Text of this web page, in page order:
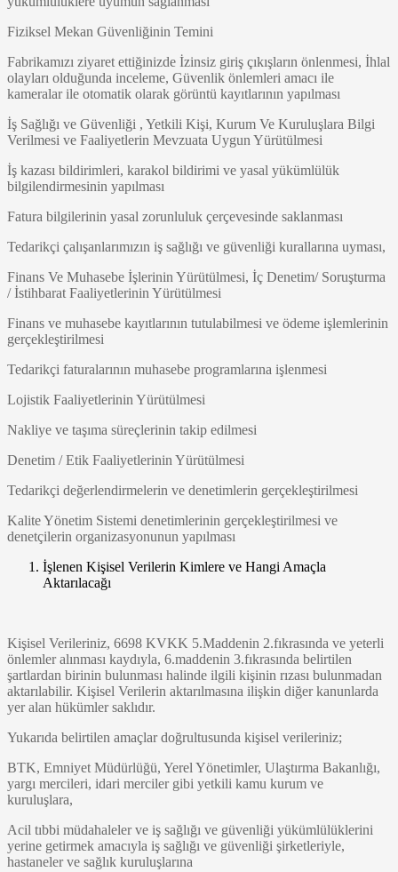
Fiziksel Mekan Güvenliğinin Temini
Fabrikamızı ziyaret ettiğinizde İzinsiz giriş çıkışların önlenmesi, İhlal
olayları olduğunda inceleme, Güvenlik önlemleri amacı ile
kameralar ile otomatik olarak görüntü kayıtlarının yapılması
İş Sağlığı ve Güvenliği , Yetkili Kişi, Kurum Ve Kuruluşlara Bilgi
Verilmesi ve Faaliyetlerin Mevzuata Uygun Yürütülmesi
İş kazası bildirimleri, karakol bildirimi ve yasal yükümlülük
bilgilendirmesinin yapılması
Fatura bilgilerinin yasal zorunluluk çerçevesinde saklanması
Tedarikçi çalışanlarımızın iş sağlığı ve güvenliği kurallarına uyması,
Finans Ve Muhasebe İşlerinin Yürütülmesi, İç Denetim/ Soruşturma
/ İstihbarat Faaliyetlerinin Yürütülmesi
Finans ve muhasebe kayıtlarının tutulabilmesi ve ödeme işlemlerinin
gerçekleştirilmesi
Tedarikçi faturalarının muhasebe programlarına işlenmesi
Lojistik Faaliyetlerinin Yürütülmesi
Nakliye ve taşıma süreçlerinin takip edilmesi
Denetim / Etik Faaliyetlerinin Yürütülmesi
Tedarikçi değerlendirmelerin ve denetimlerin gerçekleştirilmesi
Kalite Yönetim Sistemi denetimlerinin gerçekleştirilmesi ve
denetçilerin organizasyonunun yapılması
İşlenen Kişisel Verilerin Kimlere ve Hangi Amaçla
Aktarılacağı
Kişisel Verileriniz, 6698 KVKK 5.Maddenin 2.fıkrasında ve yeterli
önlemler alınması kaydıyla, 6.maddenin 3.fıkrasında belirtilen
şartlardan birinin bulunması halinde ilgili kişinin rızası bulunmadan
aktarılabilir. Kişisel Verilerin aktarılmasına ilişkin diğer kanunlarda
yer alan hükümler saklıdır.
Yukarıda belirtilen amaçlar doğrultusunda kişisel verileriniz;
BTK, Emniyet Müdürlüğü, Yerel Yönetimler, Ulaştırma Bakanlığı,
yargı mercileri, idari merciler gibi yetkili kamu kurum ve
kuruluşlara,
Acil tıbbi müdahaleler ve iş sağlığı ve güvenliği yükümlülüklerini
yerine getirmek amacıyla iş sağlığı ve güvenliği şirketleriyle,
hastaneler ve sağlık kuruluşlarına